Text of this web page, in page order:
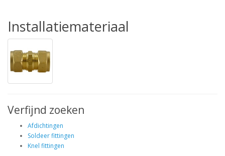
Installatiemateriaal
Verfijnd zoeken
Afdichtingen
Soldeer fittingen
Knel fittingen